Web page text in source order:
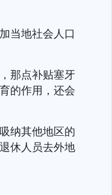
当地社会人口
那点补贴塞牙
的作用，还会
纳其他地区的
休人员去外地